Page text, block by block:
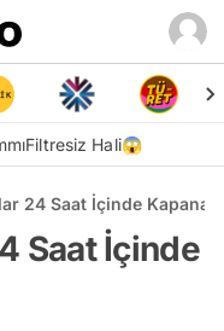
Filtresiz Hali😱
24 Saat İçinde
Saat İçinde